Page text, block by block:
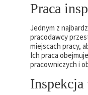
Praca
Jednym z
pracodawcy
miejscach pracy,
Ich praca
pracowniczych i
Inspekcja